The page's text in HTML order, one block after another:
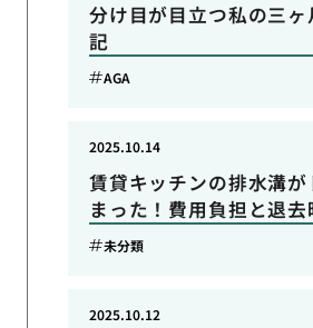
分け目が目立つ私の三ヶ
記
AGA
賃貸キッチンの排水溝
まった！費用負担と退
2025.10.14
未分類
2025.10.12